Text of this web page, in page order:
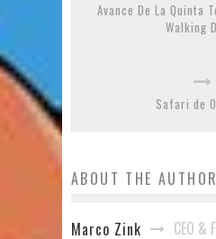
Avance De La Quinta
Walking
Safari de
ABOUT THE AUTHOR
Marco Zink CEO &